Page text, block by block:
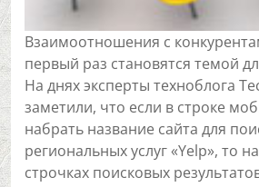
Взаимоотношения с
первый раз становятся темой
На днях эксперты техноблога
заметили, что если в строке
набрать название сайта для
региональных услуг «Yelp», то
строчках поисковых